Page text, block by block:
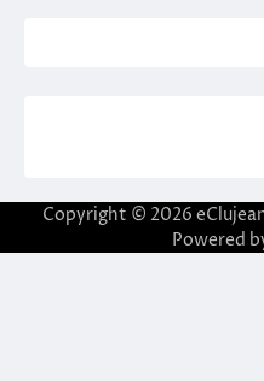
Copyright © 2026
Powered